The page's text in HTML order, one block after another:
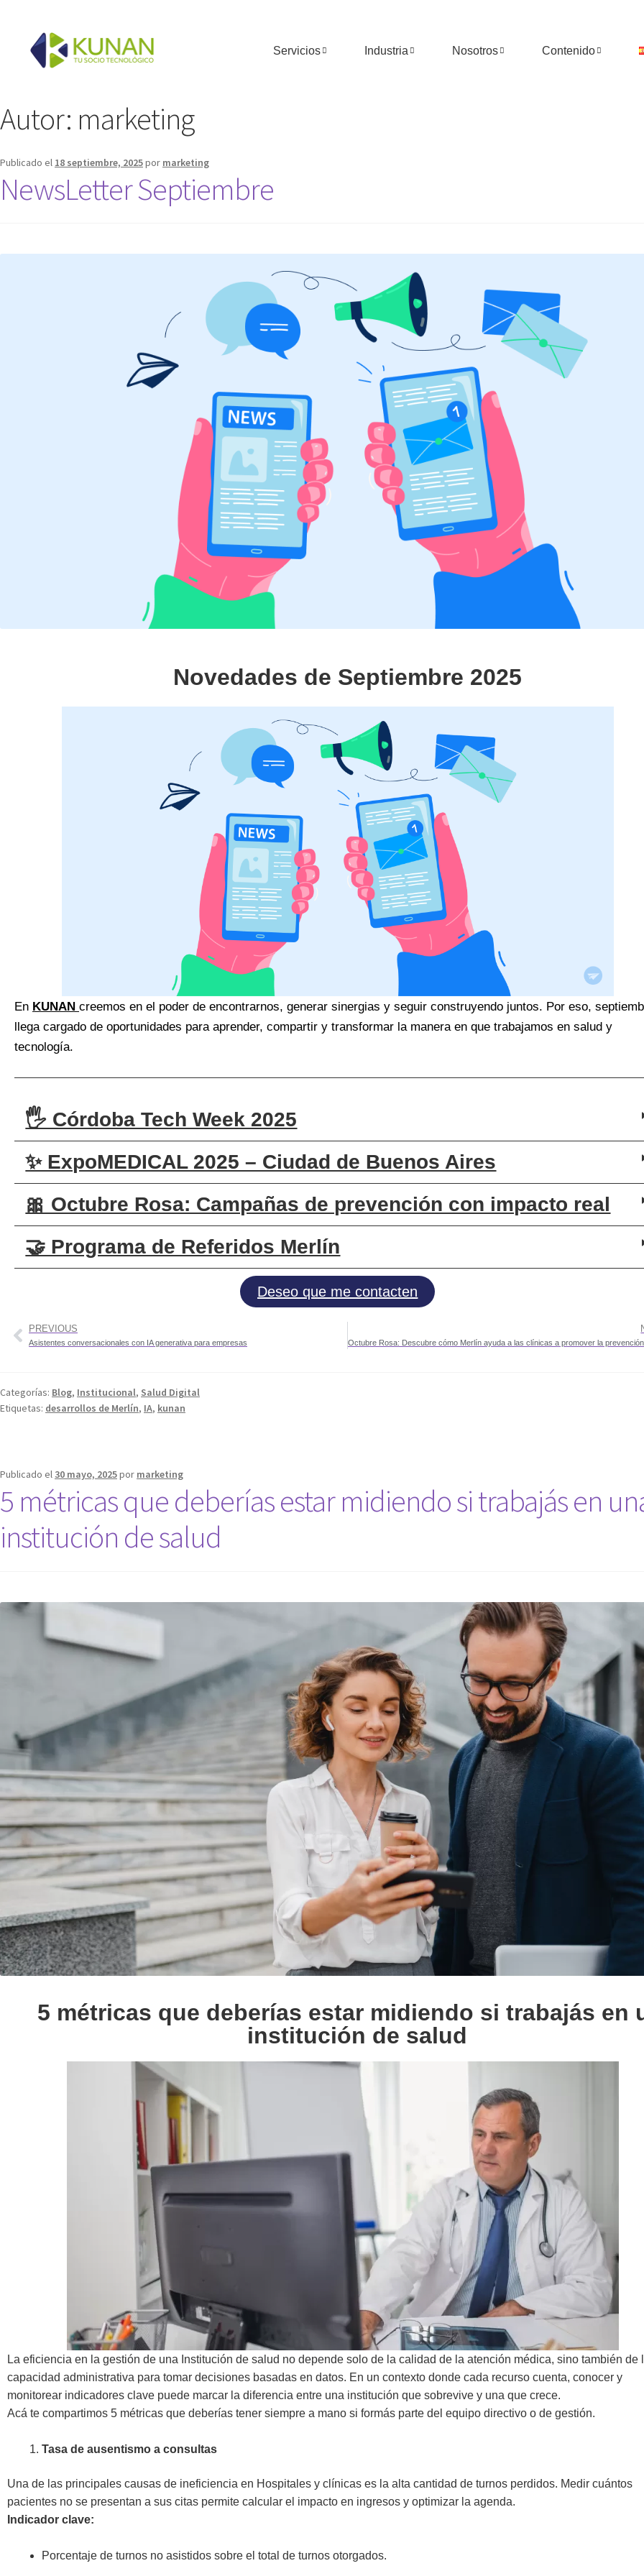
Servicios Industria Nosotros Contenido
Autor: marketing
Publicado el 18 septiembre, 2025por marketing
NewsLetter Septiembre
Novedades de Septiembre 2025
En KUNAN creemos en el poder de encontrarnos, generar sinergias y seguir construyendo juntos. Por eso,
llega cargado de oportunidades para aprender, compartir y transformar la manera en que trabajamos en salud y
tecnología.
🖐️ Córdoba Tech Week 2025
✨ ExpoMEDICAL 2025 – Ciudad de Buenos Aires
🎀 Octubre Rosa: Campañas de prevención con impacto real
🤝 Programa de Referidos Merlín
Deseo que me contacten
PREVIOUS
Asistentes conversacionales con IA generativa para empresas
Categorías: Blog, Institucional, Salud Digital
Etiquetas: desarrollos de Merlín, IA, kunan
Publicado el 30 mayo, 2025por marketing
5 métricas que deberías estar midiendo si trabajás en
institución de salud
5 métricas que deberías estar midiendo si trabajás en
institución de salud
La eficiencia en la gestión de una Institución de salud no depende solo de la calidad de la atención médica, sino también de
capacidad administrativa para tomar decisiones basadas en datos. En un contexto donde cada recurso cuenta, conocer y
monitorear indicadores clave puede marcar la diferencia entre una institución que sobrevive y una que crece.
Acá te compartimos 5 métricas que deberías tener siempre a mano si formás parte del equipo directivo o de gestión.
Tasa de ausentismo a consultas
Una de las principales causas de ineficiencia en Hospitales y clínicas es la alta cantidad de turnos perdidos. Medir cuántos
pacientes no se presentan a sus citas permite calcular el impacto en ingresos y optimizar la agenda.
Indicador clave:
Porcentaje de turnos no asistidos sobre el total de turnos otorgados.